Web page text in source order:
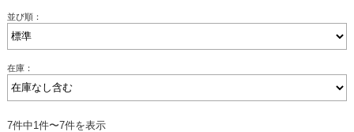
並び順：
在庫：
7件中1件〜7件を表示